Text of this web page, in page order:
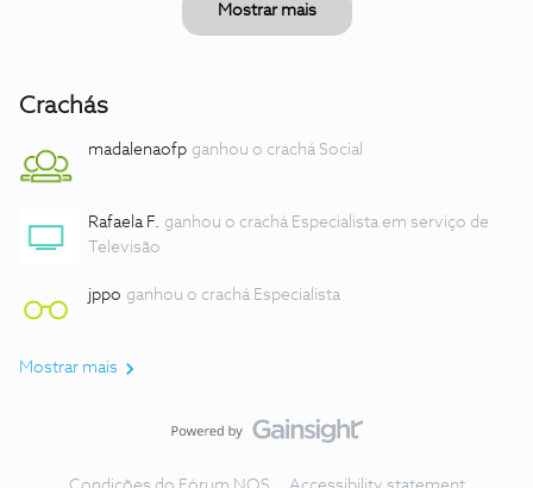
Mostrar mais
Crachás
madalenaofp ganhou o crachá Social
Rafaela F. ganhou o crachá Especialista em serviço de
Televisão
jppo ganhou o crachá Especialista
Mostrar mais